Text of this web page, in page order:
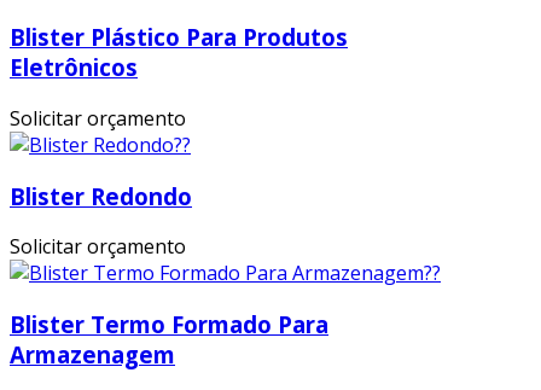
Blister Plástico Para Produtos
Eletrônicos
Solicitar orçamento
Blister Redondo
Solicitar orçamento
Blister Termo Formado Para
Armazenagem